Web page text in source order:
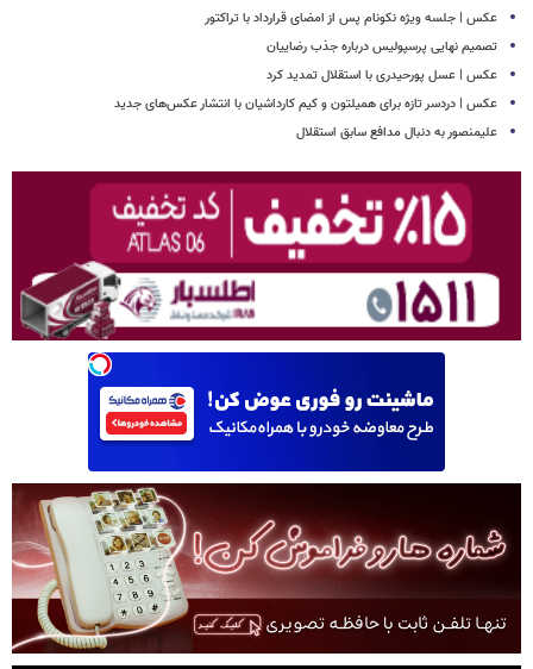
عکس | جلسه ویژه نکونام پس از امضای قرارداد با تراکتور
تصمیم نهایی پرسپولیس درباره جذب رضاییان
عکس | عسل پورحیدری با استقلال تمدید کرد
عکس | دردسر تازه برای همیلتون و کیم کارداشیان با انتشار عکس‌های جدید
علیمنصور به دنبال مدافع سابق استقلال